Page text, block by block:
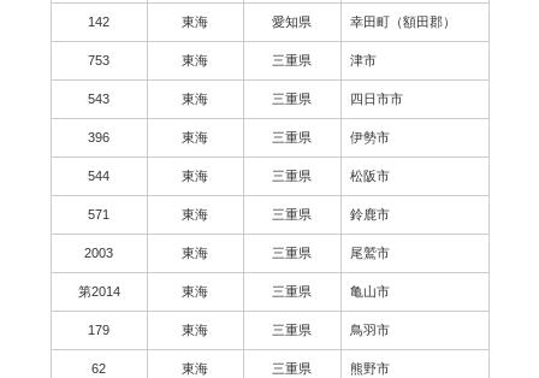
142 東海 愛知県 幸田町（額田郡）
753 東海 三重県 津市
543 東海 三重県 四日市市
396 東海 三重県 伊勢市
544 東海 三重県 松阪市
571 東海 三重県 鈴鹿市
2003 東海 三重県 尾鷲市
第2014 東海 三重県 亀山市
179 東海 三重県 鳥羽市
62 東海 三重県 熊野市